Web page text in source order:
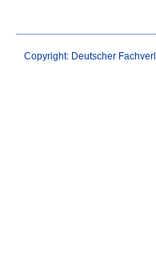
Copyright: Deutscher